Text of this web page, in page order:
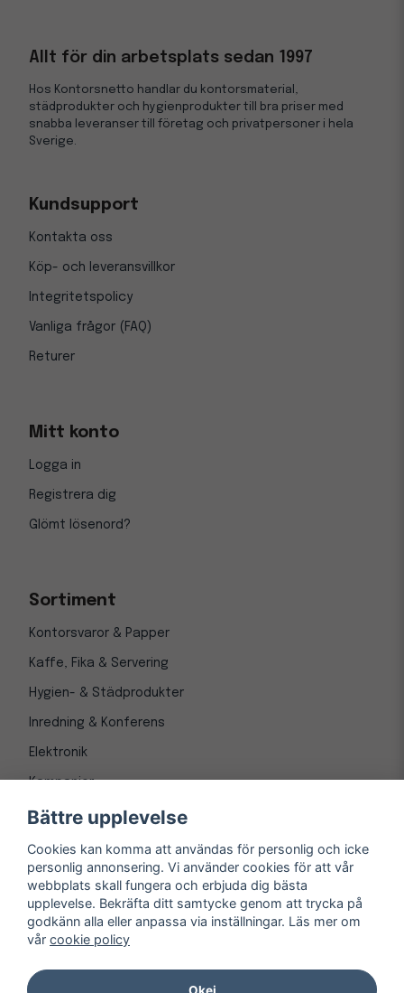
Allt för din arbetsplats sedan 1997
Hos Kontorsnetto handlar du kontorsmaterial,
städprodukter och hygienprodukter till bra priser med
snabba leveranser till företag och privatpersoner i hela
Sverige.
Kundsupport
Kontakta oss
Köp- och leveransvillkor
Integritetspolicy
Vanliga frågor (FAQ)
Returer
Mitt konto
Logga in
Registrera dig
Glömt lösenord?
Sortiment
Kontorsvaror & Papper
Kaffe, Fika & Servering
Hygien- & Städprodukter
Inredning & Konferens
Elektronik
Kampanjer
© Copyright 1997-2026
Bättre upplevelse
Cookies kan komma att användas för personlig och icke
personlig annonsering. Vi använder cookies för att vår
webbplats skall fungera och erbjuda dig bästa
upplevelse. Bekräfta ditt samtycke genom att trycka på
godkänn alla eller anpassa via inställningar. Läs mer om
vår cookie policy
Okej